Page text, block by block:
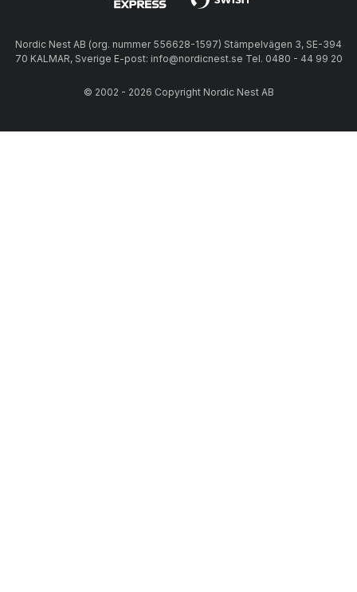
Nordic Nest AB (org. nummer 556628-1597) Stämpelvägen 3, SE-394
70 KALMAR, Sverige E-post: info@nordicnest.se Tel. 0480 - 44 99 20
© 2002 - 2026 Copyright Nordic Nest AB